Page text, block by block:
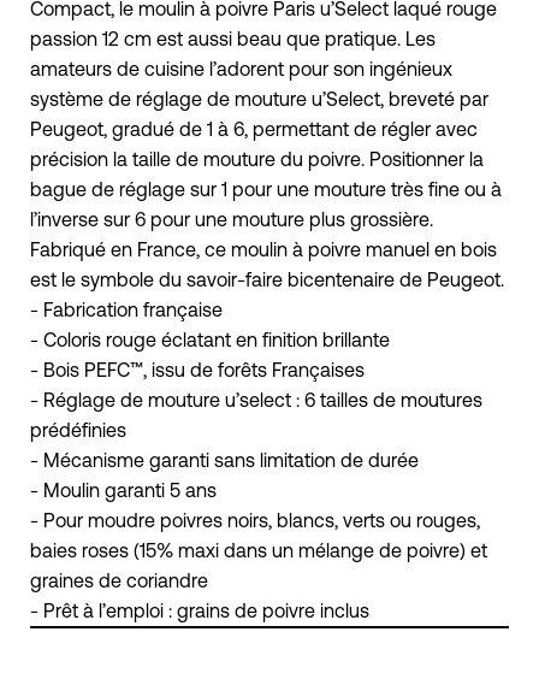
Compact, le moulin à poivre Paris u’Select laqué rouge
passion 12 cm est aussi beau que pratique. Les
amateurs de cuisine l’adorent pour son ingénieux
système de réglage de mouture u’Select, breveté par
Peugeot, gradué de 1 à 6, permettant de régler avec
précision la taille de mouture du poivre. Positionner la
bague de réglage sur 1 pour une mouture très fine ou à
l’inverse sur 6 pour une mouture plus grossière.
Fabriqué en France, ce moulin à poivre manuel en bois
est le symbole du savoir-faire bicentenaire de Peugeot.
- Fabrication française
- Coloris rouge éclatant en finition brillante
- Bois PEFC™, issu de forêts Françaises
- Réglage de mouture u’select : 6 tailles de moutures
prédéfinies
- Mécanisme garanti sans limitation de durée
- Moulin garanti 5 ans
- Pour moudre poivres noirs, blancs, verts ou rouges,
baies roses (15% maxi dans un mélange de poivre) et
graines de coriandre
- Prêt à l’emploi : grains de poivre inclus